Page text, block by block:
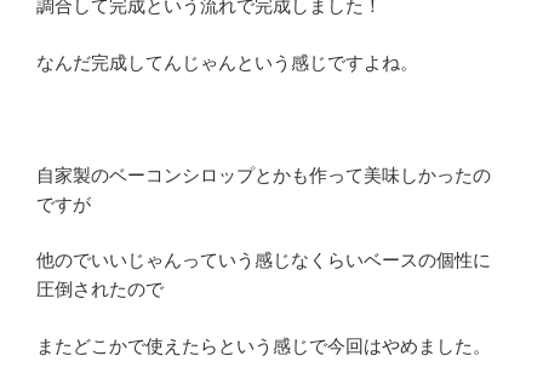
調合して完成という流れで完成しました！
なんだ完成してんじゃんという感じですよね。
自家製のベーコンシロップとかも作って美味しかったの
ですが
他のでいいじゃんっていう感じなくらいベースの個性に
圧倒されたので
またどこかで使えたらという感じで今回はやめました。